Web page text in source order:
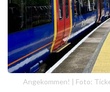
Angekommen! | Foto: